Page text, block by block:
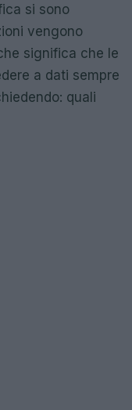
si sono
vengono
significa che le
a dati sempre
quali